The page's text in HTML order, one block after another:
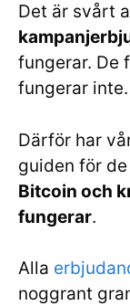
Det är svårt
fungerar. De
fungerar inte.
Därför har
guiden för de
Bitcoin och
fungerar.
Alla
noggrant